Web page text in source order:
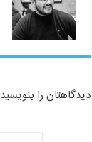
دیدگاهتان را بنویسید